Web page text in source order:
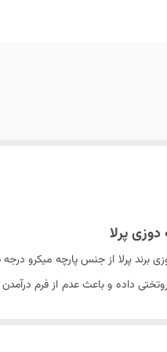
پرلا
برند پرلا از جنس پارچه
داده و باعث عدم از فرم